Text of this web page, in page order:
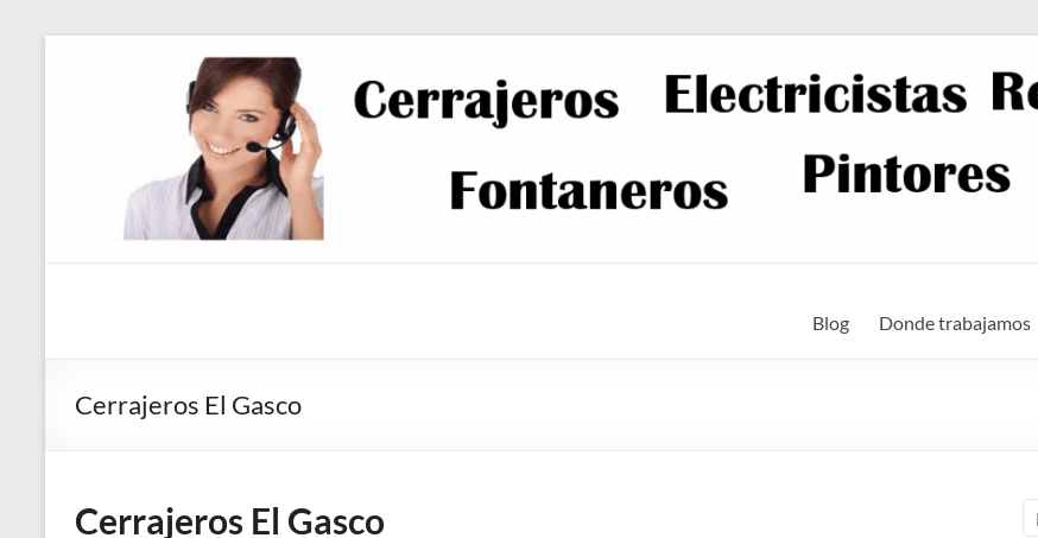
Blog Donde trabajamos
Cerrajeros El Gasco
Cerrajeros El Gasco